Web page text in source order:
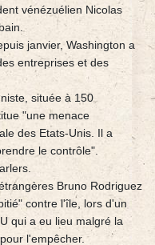
vénézuélien Nicolas
janvier, Washington a
entreprises et des
située à 150
"une menace
des Etats-Unis. Il a
le contrôle".
Bruno Rodriguez
contre l'île, lors d'un
qui a eu lieu malgré la
l'empêcher.